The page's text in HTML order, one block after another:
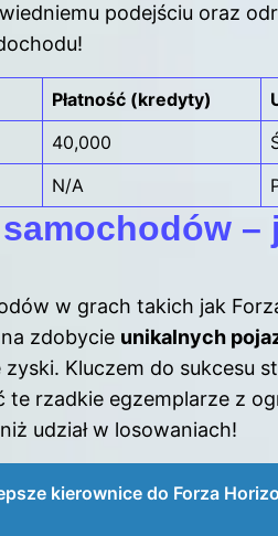
podejściu oraz
Płatność (kredyty)
40,000
N/A
w grach takich jak
zdobycie unikalnych
Kluczem do sukcesu
te rzadkie egzemplarze z
udział w losowaniach!
kierownice do Forza